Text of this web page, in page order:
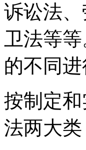
诉讼法
卫法等
的不同
按制定
法两大类